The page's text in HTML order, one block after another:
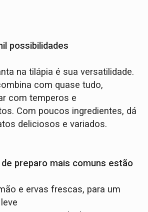
possibilidades
na tilápia é sua versatilidade.
com quase tudo,
com temperos e
Com poucos ingredientes, dá
deliciosos e variados.
preparo mais comuns estão
e ervas frescas, para um